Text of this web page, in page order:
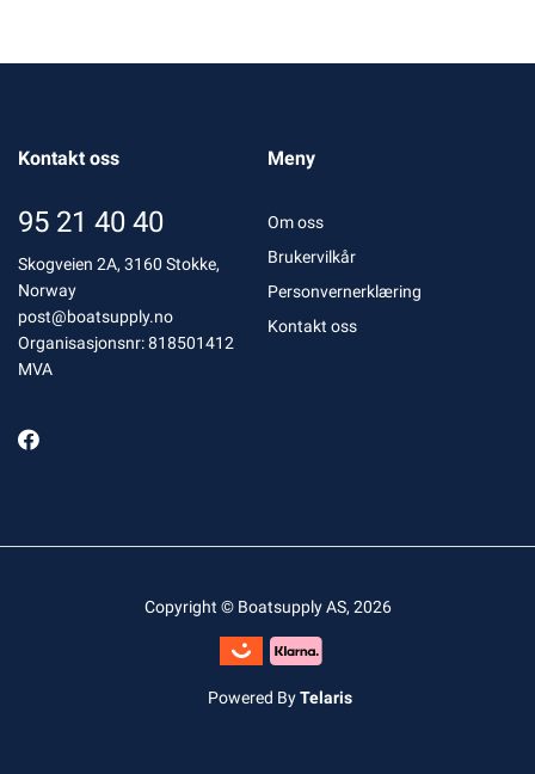
Kontakt oss
95 21 40 40
Skogveien 2A, 3160 Stokke,
Norway
post@boatsupply.no
Organisasjonsnr: 818501412
MVA
Meny
Om oss
Brukervilkår
Personvernerklæring
Kontakt oss
Copyright © Boatsupply AS, 2026
Powered ByTelaris